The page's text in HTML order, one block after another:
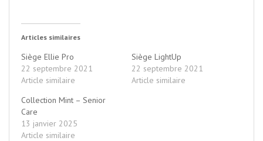
Articles similaires
Siège Ellie Pro
22 septembre 2021
Article similaire
Siège LightUp
22 septembre 2021
Article similaire
Collection Mint – Senior
Care
13 janvier 2025
Article similaire